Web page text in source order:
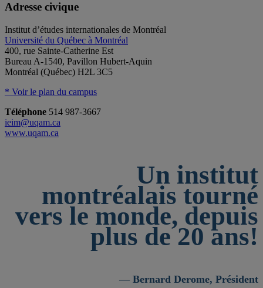
Adresse civique
Institut d’études internationales de Montréal
Université du Québec à Montréal
400, rue Sainte-Catherine Est
Bureau A-1540, Pavillon Hubert-Aquin
Montréal (Québec) H2L 3C5
* Voir le plan du campus
Téléphone 514 987-3667
ieim@uqam.ca
www.uqam.ca
Un institut
montréalais tourné
vers le monde, depuis
plus de 20 ans!
— Bernard Derome, Président